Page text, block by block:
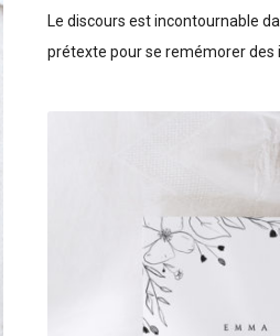
Le discours est incontournable
prétexte pour se remémorer des